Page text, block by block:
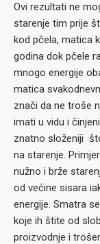
Ovi rezultati ne
starenje tim prije
kod pčela, matica
godina dok pčele
mnogo energije
matica
znači da ne troše
imati u vidu i
znatno složeniji
na starenje.
nužno i brže
od većine sisara
energije. Smatra
koje ih štite od
proizvodnje i